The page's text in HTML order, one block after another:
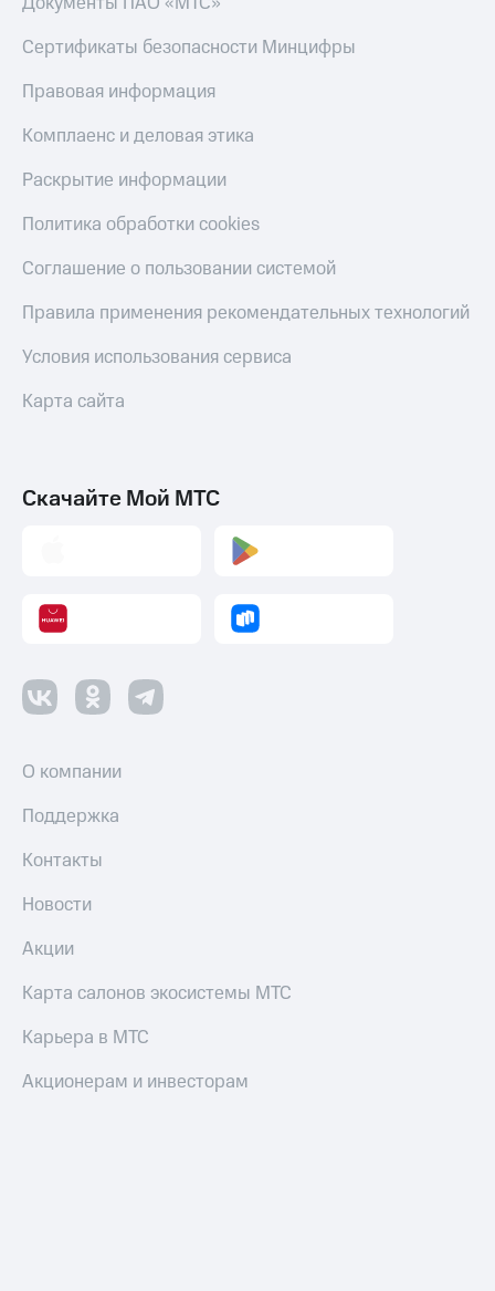
Сертификаты безопасности Минцифры
Правовая информация
Комплаенс и деловая этика
Раскрытие информации
Политика обработки cookies
Соглашение о пользовании системой
Правила применения рекомендательных технологий
Условия использования сервиса
Карта сайта
Скачайте Мой МТС
О компании
Поддержка
Контакты
Новости
Акции
Карта салонов экосистемы МТС
Карьера в МТС
Акционерам и инвесторам